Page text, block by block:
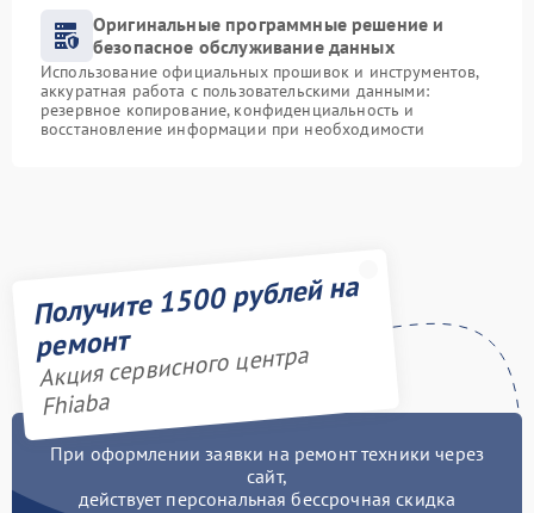
Оригинальные программные решение и
безопасное обслуживание данных
Использование официальных прошивок и инструментов,
аккуратная работа с пользовательскими данными:
резервное копирование, конфиденциальность и
восстановление информации при необходимости
Получите 1500 рублей на
ремонт
Акция сервисного центра
Fhiaba
При оформлении заявки на ремонт техники через
сайт,
действует персональная бессрочная скидка